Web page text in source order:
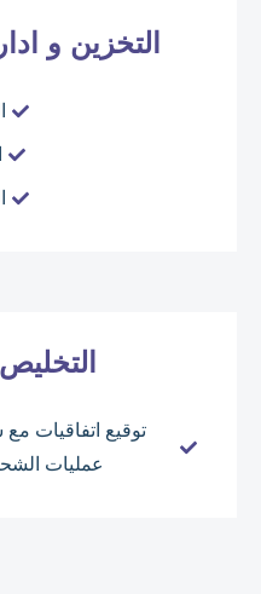
التخزين و
توقيع اتفاقيات مع
عمليات الشحن